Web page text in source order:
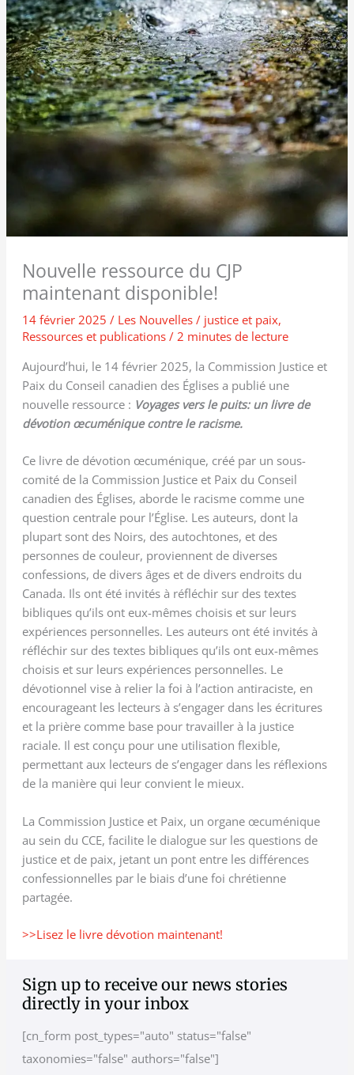
Nouvelle ressource du CJP
maintenant disponible!
14 février 2025 / Les Nouvelles/ justice et paix,
Ressources et publications/ 2 minutes de lecture
Aujourd’hui, le 14 février 2025, la Commission Justice et
Paix du Conseil canadien des Églises a publié une
nouvelle ressource : Voyages vers le puits: un livre de
dévotion œcuménique contre le racisme.
Ce livre de dévotion œcuménique, créé par un sous-
comité de la Commission Justice et Paix du Conseil
canadien des Églises, aborde le racisme comme une
question centrale pour l’Église. Les auteurs, dont la
plupart sont des Noirs, des autochtones, et des
personnes de couleur, proviennent de diverses
confessions, de divers âges et de divers endroits du
Canada. Ils ont été invités à réfléchir sur des textes
bibliques qu’ils ont eux-mêmes choisis et sur leurs
expériences personnelles. Les auteurs ont été invités à
réfléchir sur des textes bibliques qu’ils ont eux-mêmes
choisis et sur leurs expériences personnelles. Le
dévotionnel vise à relier la foi à l’action antiraciste, en
encourageant les lecteurs à s’engager dans les écritures
et la prière comme base pour travailler à la justice
raciale. Il est conçu pour une utilisation flexible,
permettant aux lecteurs de s’engager dans les réflexions
de la manière qui leur convient le mieux.
La Commission Justice et Paix, un organe œcuménique
au sein du CCE, facilite le dialogue sur les questions de
justice et de paix, jetant un pont entre les différences
confessionnelles par le biais d’une foi chrétienne
partagée.
>>Lisez le livre dévotion maintenant!
Sign up to receive our news stories
directly in your inbox
[cn_form post_types="auto" status="false"
taxonomies="false" authors="false"]
r
h
i
a
e
g